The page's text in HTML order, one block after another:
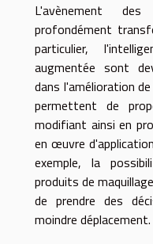
L'avènement
profondément
particulier,
augmentée sont
dans l'amélioration
permettent de
modifiant ainsi en
en œuvre
exemple, la
produits de
de prendre des
moindre déplacement.